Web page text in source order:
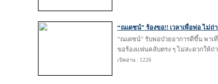
“ณเดชน์” ร้องขอ!! เวลาเพื่อพ่อ ไม่ถ่
“ณเดชน์” รับพ่อป่วยอาการดีขึ้น พา
ขอร้องแฟนคลับตรง ๆ ไม่สะดวกให้ถ่
เปิดอ่าน : 1226